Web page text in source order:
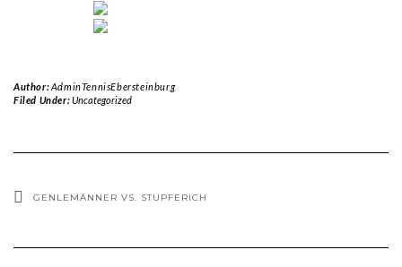
Author:AdminTennisEbersteinburg
Filed Under:Uncategorized
GENLEMÄNNER VS. STUPFERICH